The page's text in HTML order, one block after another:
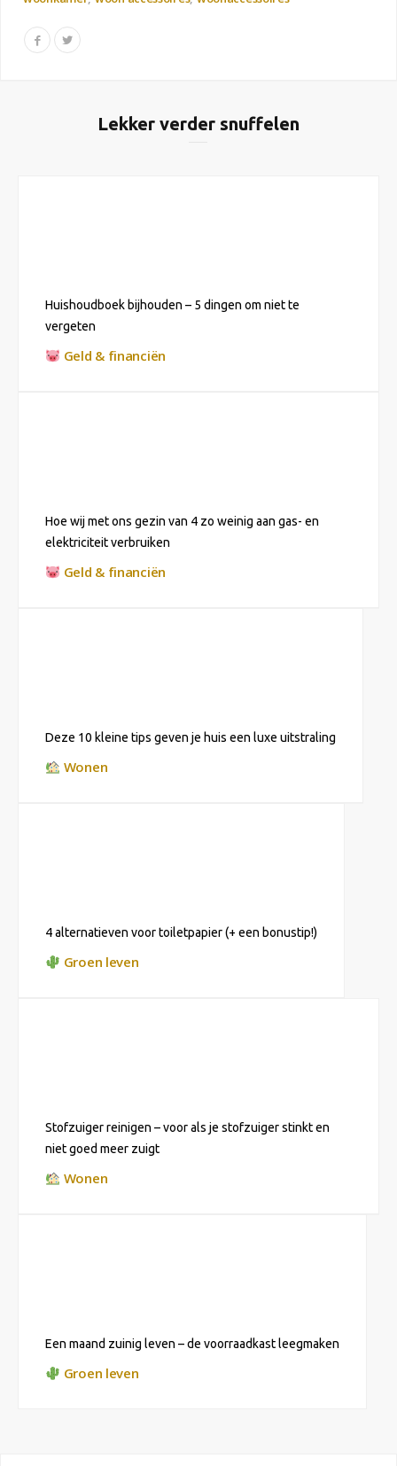
Lekker verder snuffelen
Huishoudboek bijhouden – 5 dingen om niet te
vergeten
Geld & financiën
Hoe wij met ons gezin van 4 zo weinig aan gas- en
elektriciteit verbruiken
Geld & financiën
Deze 10 kleine tips geven je huis een luxe uitstraling
Wonen
4 alternatieven voor toiletpapier (+ een bonustip!)
Groen leven
Stofzuiger reinigen – voor als je stofzuiger stinkt en
niet goed meer zuigt
Wonen
Een maand zuinig leven – de voorraadkast leegmaken
Groen leven